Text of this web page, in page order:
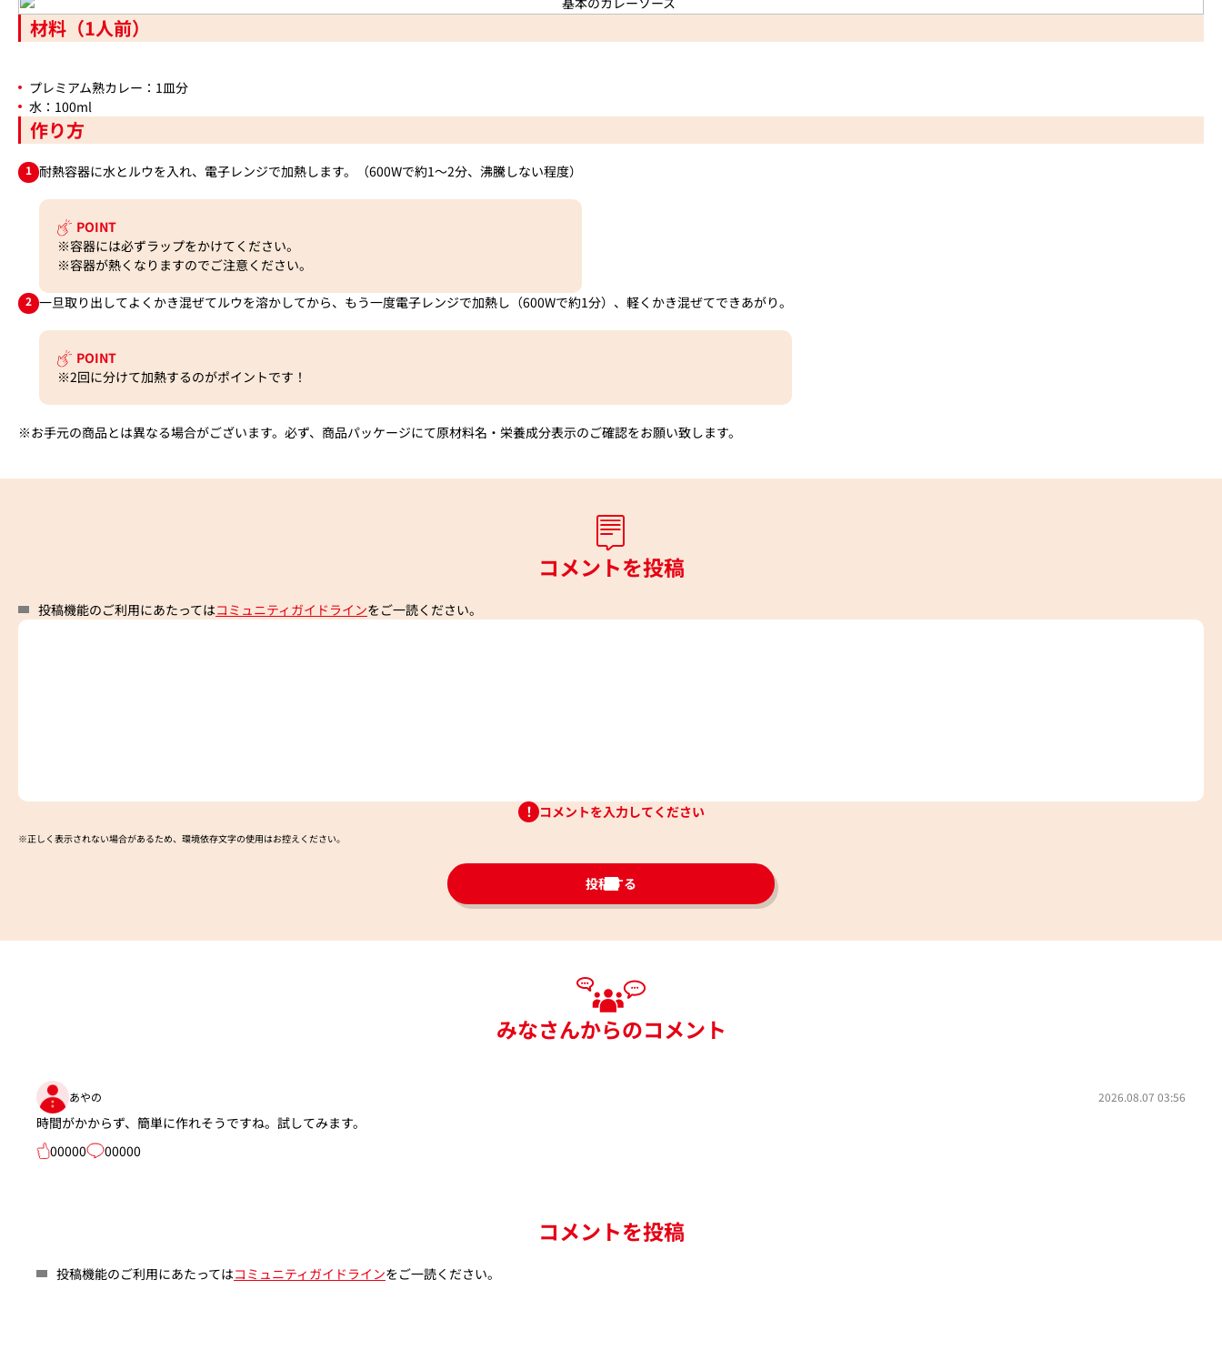
材料（1人前）
プレミアム熟カレー：1皿分
水：100ml
作り方
1 耐熱容器に水とルウを入れ、電子レンジで加熱します。（600Wで約1～2分、沸騰しない程度）
POINT
※容器には必ずラップをかけてください。
※容器が熱くなりますのでご注意ください。
2 一旦取り出してよくかき混ぜてルウを溶かしてから、もう一度電子レンジで加熱し（600Wで約1分）、軽くかき混ぜてできあがり。
POINT
※2回に分けて加熱するのがポイントです！
※お手元の商品とは異なる場合がございます。必ず、商品パッケージにて原材料名・栄養成分表示のご確認をお願い致します。
コメントを投稿
投稿機能のご利用にあたってはコミュニティガイドラインをご一読ください。
コメントを入力してください
※正しく表示されない場合があるため、環境依存文字の使用はお控えください。​
投稿する
みなさんからのコメント
あやの 2026.08.07 03:56
時間がかからず、簡単に作れそうですね。試してみます。
00000
00000
コメントを投稿
投稿機能のご利用にあたってはコミュニティガイドラインをご一読ください。